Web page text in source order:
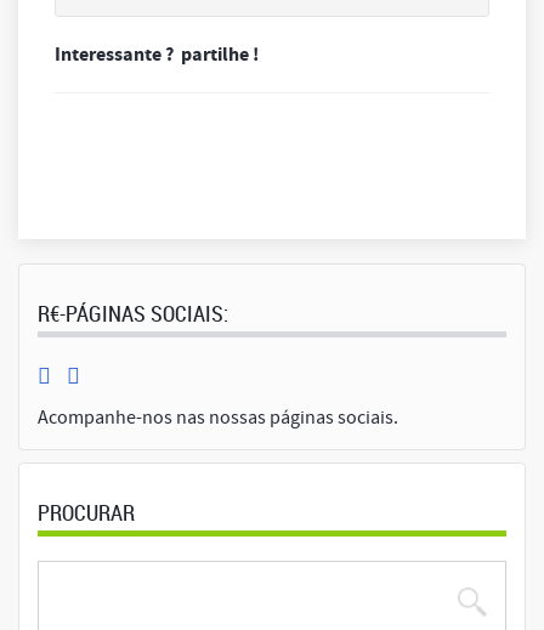
Interessante ? partilhe !
R€-PÁGINAS SOCIAIS:
Acompanhe-nos nas nossas páginas sociais.
PROCURAR